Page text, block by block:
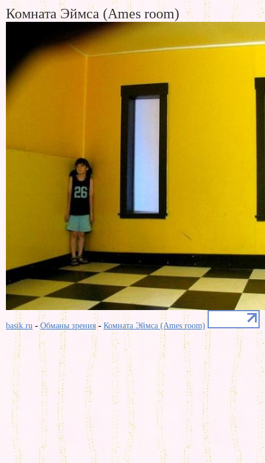
Комната Эймса (Ames room)
basik.ru -Обманы зрения- Комната Эймса (Ames room)